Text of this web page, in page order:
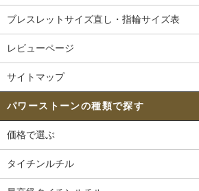
ブレスレットサイズ直し・指輪サイズ表
レビューページ
サイトマップ
パワーストーンの種類で探す
価格で選ぶ
タイチンルチル